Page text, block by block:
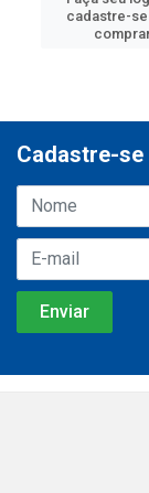
cadastre-
Cadastre-